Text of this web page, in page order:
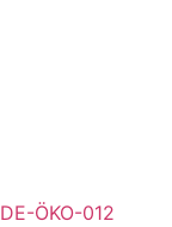
ÖKO-012